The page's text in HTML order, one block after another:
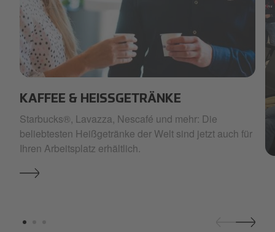
KAFFEE & HEISSGETRÄNKE
Starbucks®, Lavazza, Nescafé und mehr: Die
beliebtesten Heißgetränke der Welt sind jetzt auch für
Ihren Arbeitsplatz erhältlich.